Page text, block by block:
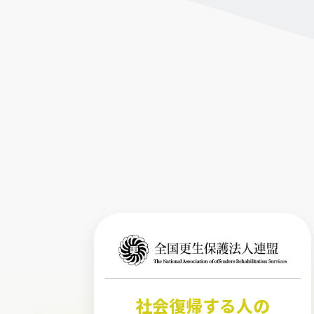
社会復帰する人の